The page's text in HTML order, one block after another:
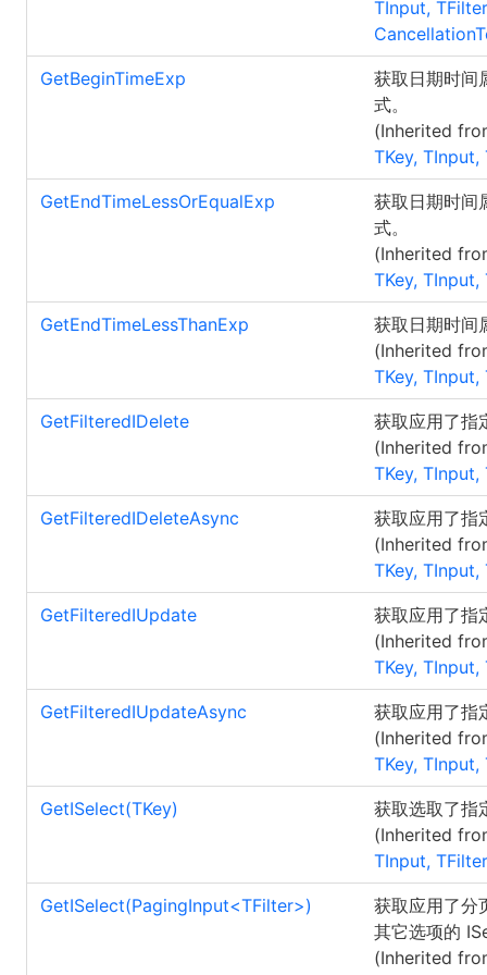
TInput, TFilter
GetBeginTimeExp
获取日期时间
式。
(Inherited
TKey, TInput,
GetEndTimeLessOrEqualExp
获取日期时间
式。
(Inherited
TKey, TInput,
GetEndTimeLessThanExp
获取日期时间
(Inherited
TKey, TInput,
GetFilteredIDelete
获取应用了指
(Inherited
TKey, TInput,
GetFilteredIDeleteAsync
获取应用了指
(Inherited
TKey, TInput,
GetFilteredIUpdate
获取应用了指
(Inherited
TKey, TInput,
GetFilteredIUpdateAsync
获取应用了指
(Inherited
TKey, TInput,
GetISelect(TKey)
获取选取了指
(Inherited
TInput, TFilter
GetISelect(PagingInput<TFilter>)
获取应用了分
其它选项的
(Inherited